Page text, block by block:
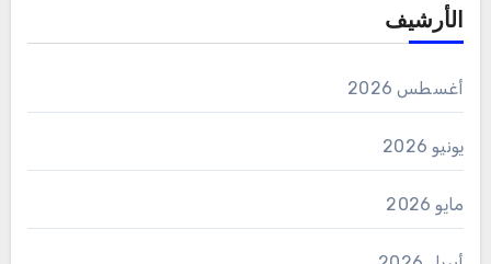
الأرشيف
أغسطس 2026
يونيو 2026
مايو 2026